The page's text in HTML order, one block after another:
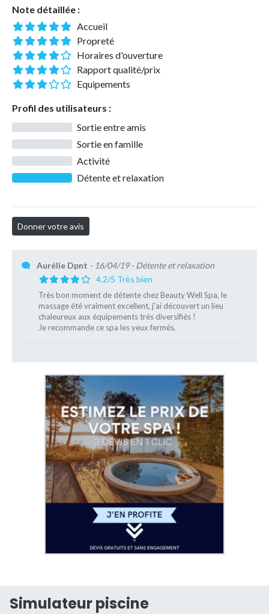
Note détaillée :
Accueil
Propreté
Horaires d'ouverture
Rapport qualité/prix
Equipements
Profil des utilisateurs :
Sortie entre amis
Sortie en famille
Activité
Détente et relaxation
Aurélie Dpnt - 16/04/19- Détente et relaxation
4,2/5 Très bien
Très bon moment de détente chez Beauty Well Spa, le
massage été vraiment excellent, j'ai découvert un lieu
chaleureux aux équipements très diversifiés !
Je recommande ce spa les yeux fermés.
Simulateur piscine